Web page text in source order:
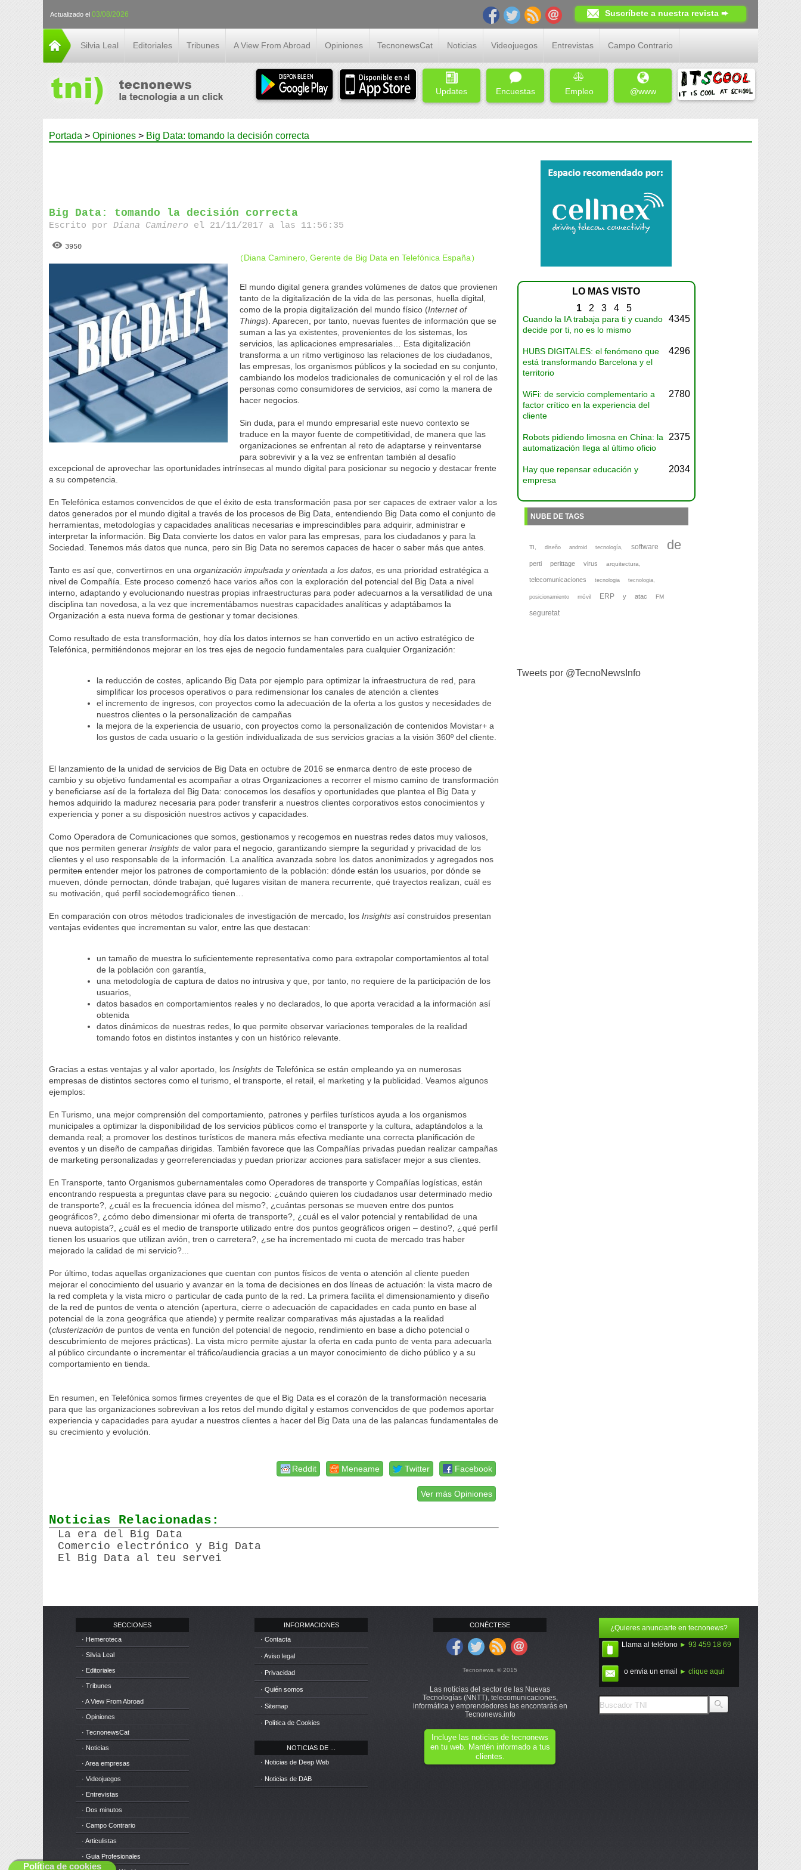
Actualizado el 03/08/2026 Suscríbete a nuestra revista ➨
Silvia Leal Editoriales Tribunes A View From Abroad Opiniones TecnonewsCat Noticias Videojuegos Entrevistas Campo Contrario
Updates Encuestas Empleo @www
Portada > Opiniones > Big Data: tomando la decisión correcta
Big Data: tomando la decisión correcta
Escrito porDiana Caminero el 21/11/2017 a las 11:56:35
3950
( Diana Caminero, Gerente de Big Data en Telefónica España )
El mundo digital genera grandes volúmenes de datos que provienen
tanto de la digitalización de la vida de las personas, huella digital,
como de la propia digitalización del mundo físico (Internet of
Things). Aparecen, por tanto, nuevas fuentes de información que se
suman a las ya existentes, provenientes de los sistemas, los
servicios, las aplicaciones empresariales… Esta digitalización
transforma a un ritmo vertiginoso las relaciones de los ciudadanos,
las empresas, los organismos públicos y la sociedad en su conjunto,
cambiando los modelos tradicionales de comunicación y el rol de las
personas como consumidores de servicios, así como la manera de
hacer negocios.
Sin duda, para el mundo empresarial este nuevo contexto se
traduce en la mayor fuente de competitividad, de manera que las
organizaciones se enfrentan al reto de adaptarse y reinventarse
para sobrevivir y a la vez se enfrentan también al desafío
excepcional de aprovechar las oportunidades intrínsecas al mundo digital para posicionar su negocio y destacar frente
a su competencia.
En Telefónica estamos convencidos de que el éxito de esta transformación pasa por ser capaces de extraer valor a los
datos generados por el mundo digital a través de los procesos de Big Data, entendiendo Big Data como el conjunto de
herramientas, metodologías y capacidades analíticas necesarias e imprescindibles para adquirir, administrar e
interpretar la información. Big Data convierte los datos en valor para las empresas, para los ciudadanos y para la
Sociedad. Tenemos más datos que nunca, pero sin Big Data no seremos capaces de hacer o saber más que antes.
Tanto es así que, convertirnos en unaorganización impulsada y orientada a los datos , es una prioridad estratégica a
nivel de Compañía. Este proceso comenzó hace varios años con la exploración del potencial del Big Data a nivel
interno, adaptando y evolucionando nuestras propias infraestructuras para poder adecuarnos a la versatilidad de una
disciplina tan novedosa, a la vez que incrementábamos nuestras capacidades analíticas y adaptábamos la
Organización a esta nueva forma de gestionar y tomar decisiones.
Como resultado de esta transformación, hoy día los datos internos se han convertido en un activo estratégico de
Telefónica, permitiéndonos mejorar en los tres ejes de negocio fundamentales para cualquier Organización:
la reducción de costes, aplicando Big Data por ejemplo para optimizar la infraestructura de red, para
simplificar los procesos operativos o para redimensionar los canales de atención a clientes
el incremento de ingresos, con proyectos como la adecuación de la oferta a los gustos y necesidades de
nuestros clientes o la personalización de campañas
la mejora de la experiencia de usuario, con proyectos como la personalización de contenidos Movistar+ a
los gustos de cada usuario o la gestión individualizada de sus servicios gracias a la visión 360º del cliente.
El lanzamiento de la unidad de servicios de Big Data en octubre de 2016 se enmarca dentro de este proceso de
cambio y su objetivo fundamental es acompañar a otras Organizaciones a recorrer el mismo camino de transformación
y beneficiarse así de la fortaleza del Big Data: conocemos los desafíos y oportunidades que plantea el Big Data y
hemos adquirido la madurez necesaria para poder transferir a nuestros clientes corporativos estos conocimientos y
experiencia y poner a su disposición nuestros activos y capacidades.
Como Operadora de Comunicaciones que somos, gestionamos y recogemos en nuestras redes datos muy valiosos,
que nos permiten generar Insightsde valor para el negocio, garantizando siempre la seguridad y privacidad de los
clientes y el uso responsable de la información. La analítica avanzada sobre los datos anonimizados y agregados nos
permiten entender mejor los patrones de comportamiento de la población: dónde están los usuarios, por dónde se
mueven, dónde pernoctan, dónde trabajan, qué lugares visitan de manera recurrente, qué trayectos realizan, cuál es
su motivación, qué perfil sociodemográfico tienen…
En comparación con otros métodos tradicionales de investigación de mercado, losInsights así construidos presentan
ventajas evidentes que incrementan su valor, entre las que destacan:
un tamaño de muestra lo suficientemente representativa como para extrapolar comportamientos al total
de la población con garantía,
una metodología de captura de datos no intrusiva y que, por tanto, no requiere de la participación de los
usuarios,
datos basados en comportamientos reales y no declarados, lo que aporta veracidad a la información así
obtenida
datos dinámicos de nuestras redes, lo que permite observar variaciones temporales de la realidad
tomando fotos en distintos instantes y con un histórico relevante.
Gracias a estas ventajas y al valor aportado, losInsights de Telefónica se están empleando ya en numerosas
empresas de distintos sectores como el turismo, el transporte, el retail, el marketing y la publicidad. Veamos algunos
ejemplos:
En Turismo, una mejor comprensión del comportamiento, patrones y perfiles turísticos ayuda a los organismos
municipales a optimizar la disponibilidad de los servicios públicos como el transporte y la cultura, adaptándolos a la
demanda real; a promover los destinos turísticos de manera más efectiva mediante una correcta planificación de
eventos y un diseño de campañas dirigidas. También favorece que las Compañías privadas puedan realizar campañas
de marketing personalizadas y georreferenciadas y puedan priorizar acciones para satisfacer mejor a sus clientes.
En Transporte, tanto Organismos gubernamentales como Operadores de transporte y Compañías logísticas, están
encontrando respuesta a preguntas clave para su negocio: ¿cuándo quieren los ciudadanos usar determinado medio
de transporte?, ¿cuál es la frecuencia idónea del mismo?, ¿cuántas personas se mueven entre dos puntos
geográficos?, ¿cómo debo dimensionar mi oferta de transporte?, ¿cuál es el valor potencial y rentabilidad de una
nueva autopista?, ¿cuál es el medio de transporte utilizado entre dos puntos geográficos origen – destino?, ¿qué perfil
tienen los usuarios que utilizan avión, tren o carretera?, ¿se ha incrementado mi cuota de mercado tras haber
mejorado la calidad de mi servicio?...
Por último, todas aquellas organizaciones que cuentan con puntos físicos de venta o atención al cliente pueden
mejorar el conocimiento del usuario y avanzar en la toma de decisiones en dos líneas de actuación: la vista macro de
la red completa y la vista micro o particular de cada punto de la red. La primera facilita el dimensionamiento y diseño
de la red de puntos de venta o atención (apertura, cierre o adecuación de capacidades en cada punto en base al
potencial de la zona geográfica que atiende) y permite realizar comparativas más ajustadas a la realidad
(clusterización de puntos de venta en función del potencial de negocio, rendimiento en base a dicho potencial o
descubrimiento de mejores prácticas). La vista micro permite ajustar la oferta en cada punto de venta para adecuarla
al público circundante o incrementar el tráfico/audiencia gracias a un mayor conocimiento de dicho público y a su
comportamiento en tienda.
En resumen, en Telefónica somos firmes creyentes de que el Big Data es el corazón de la transformación necesaria
para que las organizaciones sobrevivan a los retos del mundo digital y estamos convencidos de que podemos aportar
experiencia y capacidades para ayudar a nuestros clientes a hacer del Big Data una de las palancas fundamentales de
su crecimiento y evolución.
Facebook
Twitter
Meneame
Reddit
Ver más Opiniones
Noticias Relacionadas:
La era del Big Data
Comercio electrónico y Big Data
El Big Data al teu servei
LO MAS VISTO
1 2 3 4 5
Cuando la IA trabaja para ti y cuando
decide por ti, no es lo mismo
4345
HUBS DIGITALES: el fenómeno que
está transformando Barcelona y el
territorio
4296
WiFi: de servicio complementario a
factor crítico en la experiencia del
cliente
2780
Robots pidiendo limosna en China: la
automatización llega al último oficio
2375
Hay que repensar educación y
empresa
2034
NUBE DE TAGS
TI, diseño android tecnología, software de
perti perittage virus arquitectura,
telecomunicaciones tecnologia tecnologia,
posicionamiento móvil ERP y atac FM
seguretat
Tweets por @TecnoNewsInfo
SECCIONES
· Hemeroteca
· Silvia Leal
· Editoriales
· Tribunes
· A View From Abroad
· Opiniones
· TecnonewsCat
· Noticias
· Area empresas
· Videojuegos
· Entrevistas
· Dos minutos
· Campo Contrario
· Articulistas
· Guia Profesionales
INFORMACIONES
· Contacta
· Aviso legal
· Privacidad
· Quién somos
· Sitemap
· Política de Cookies
NOTICIAS DE ...
· Noticias de Deep Web
· Noticias de DAB
CONÉCTESE
Tecnonews. © 2015
Las notícias del sector de las Nuevas
Tecnologías (NNTT), telecomunicaciones,
informática y emprendedores las encontarás en
Tecnonews.info
Incluye las noticias de tecnonews
en tu web. Mantén informado a tus
clientes.
¿Quieres anunciarte en tecnonews?
Llama al teléfono ► 93 459 18 69
o envia un email ► clique aqui
Política de cookies